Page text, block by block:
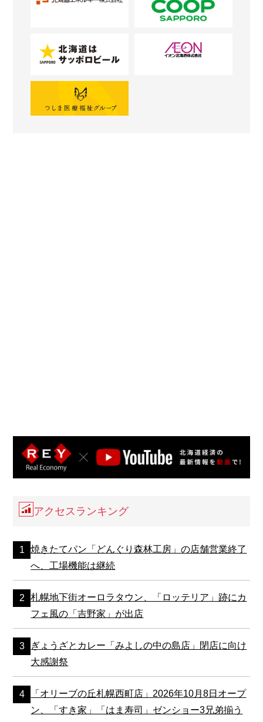
アクセスランキング
焼きたてパン「どんぐり森林工房」の店舗営業終了
へ、工場機能は継続
札幌地下街オーロラタウン、「ロッテリア」跡にカ
フェ風の「吉野家」が出店
ぎょうざとカレー「みよしの中の島店」閉店に向け
大感謝祭
「オリーブの丘札幌西町店」2026年10月8日オープ
ン、「すき家」「はま寿司」ゼンショー3兄弟揃う